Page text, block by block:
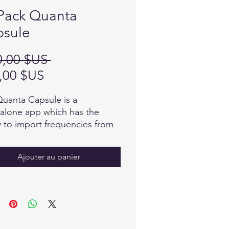
Quanta
$US Prix
$USPrix
Capsule is a
app which has the
to import frequencies from
App to allow at home
The Quanta Capsule
from their Quantum
practitioner.
Ajouter au panier